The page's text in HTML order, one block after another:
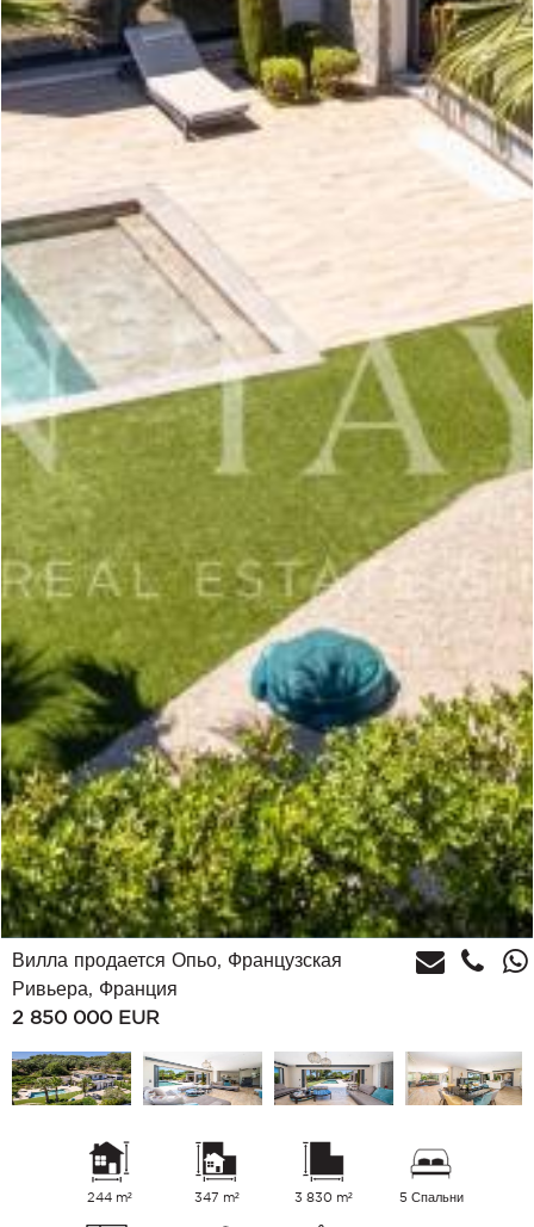
Вилла продается Опьо, Французская
Ривьера, Франция
2 850 000 EUR
244 m² 347 m² 3 830 m² 5 Спальни